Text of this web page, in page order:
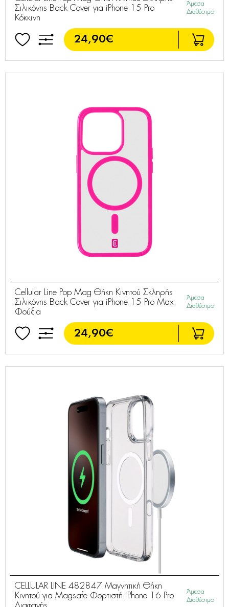
Σιλικόνης Back Cover για iPhone 15 Pro
Κόκκινη
Άμεσα
Διαθέσιμο
24,90€
Cellular Line Pop Mag Θήκη Κινητού Σκληρής
Σιλικόνης Back Cover για iPhone 15 Pro Max
Φούξια
Άμεσα
Διαθέσιμο
24,90€
CELLULAR LINE 482847 Μαγνητική Θήκη
Κινητού για Magsafe Φορτιστή iPhone 16 Pro
Άμεσα
Διαθέσιμο